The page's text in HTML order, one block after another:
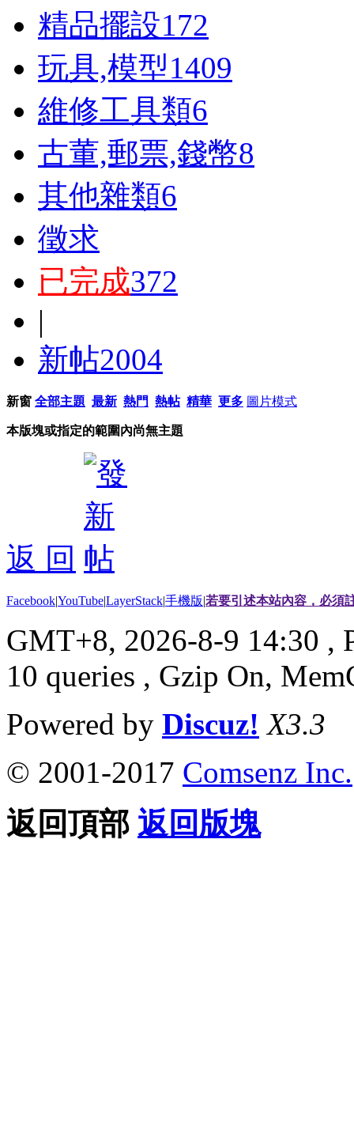
精品擺設172
玩具,模型1409
維修工具類6
古董,郵票,錢幣8
其他雜類6
徵求
已完成372
|
新帖2004
新窗 全部主題 最新 熱門 熱帖 精華 更多 圖片模式
本版塊或指定的範圍內尚無主題
返 回
Facebook|YouTube|LayerStack|手機版|若要引述本站內容，必須
GMT+8, 2026-8-9 14:30 ,
10 queries , Gzip On,
Powered by Discuz! X3.3
© 2001-2017 Comsenz Inc.
返回頂部 返回版塊